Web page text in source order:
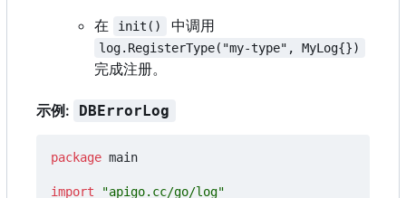
在
init() 中调用
log.RegisterType("my-type", MyLog{})
完成注册。
示例: DBErrorLog
package main
import "apigo.cc/go/log"